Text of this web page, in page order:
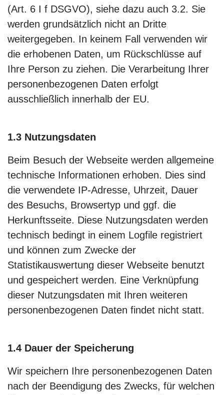
(Art. 6 I f DSGVO), siehe dazu auch 3.2. Sie
werden grundsätzlich nicht an Dritte
weitergegeben. In keinem Fall verwenden wir
die erhobenen Daten, um Rückschlüsse auf
Ihre Person zu ziehen. Die Verarbeitung Ihrer
personenbezogenen Daten erfolgt
ausschließlich innerhalb der EU.
1.3 Nutzungsdaten
Beim Besuch der Webseite werden allgemeine
technische Informationen erhoben. Dies sind
die verwendete IP-Adresse, Uhrzeit, Dauer
des Besuchs, Browsertyp und ggf. die
Herkunftsseite. Diese Nutzungsdaten werden
technisch bedingt in einem Logfile registriert
und können zum Zwecke der
Statistikauswertung dieser Webseite benutzt
und gespeichert werden. Eine Verknüpfung
dieser Nutzungsdaten mit Ihren weiteren
personenbezogenen Daten findet nicht statt.
1.4 Dauer der Speicherung
Wir speichern Ihre personenbezogenen Daten
nach der Beendigung des Zwecks, für welchen